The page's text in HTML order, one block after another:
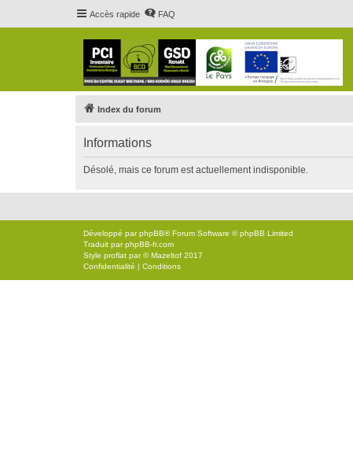
Accès rapide FAQ
Index du forum
Informations
Désolé, mais ce forum est actuellement indisponible.
Développé parphpBB® Forum Software © phpBB Limited
Traduit parphpBB-fr.com
Style proflat par ©Mazeltof 2017
Confidentialité | Conditions